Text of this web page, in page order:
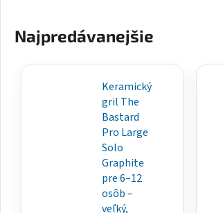
BASTARD
Najpredávanejšie
Keramický
gril The
Bastard
Pro Large
Solo
Graphite
pre 6–12
osôb –
veľký,